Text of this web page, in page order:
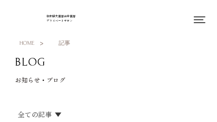
栃木県大田原市中田原
プライベートサロン
全ての記事
HOME > 記事
BLOG
お知らせ・ブログ